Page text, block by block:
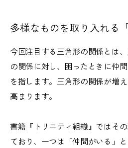
多様なものを取り入れる
今回注目する三角形の関係とは
の関係に対し、困ったときに仲
を指します。三角形の関係が増
高まります。
書籍『トリニティ組織』ではそ
ており、一つは「仲間がいる」